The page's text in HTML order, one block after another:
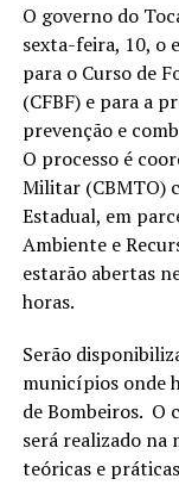
O governo do
sexta-feira, 10, o
para o Curso de
(CFBF) e para a
prevenção e
O processo é
Militar (CBMTO)
Estadual, em
Ambiente e
estarão abertas
horas.
Serão
municípios onde
de Bombeiros. O
será realizado na
teóricas e